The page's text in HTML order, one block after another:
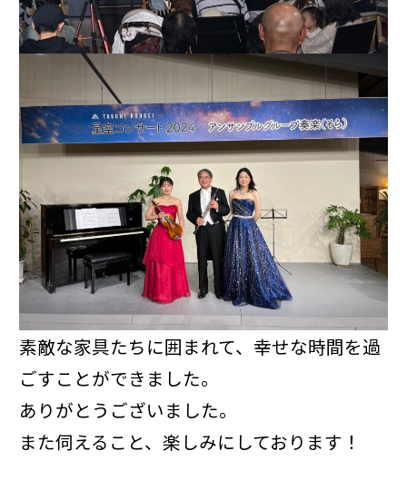
素敵な家具たちに囲まれて、幸せな時間を過
ごすことができました。
ありがとうございました。
また伺えること、楽しみにしております！